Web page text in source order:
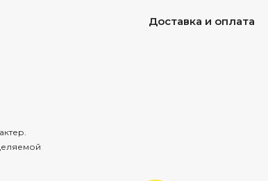
Доставка и оплата